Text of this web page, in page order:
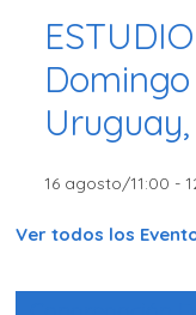
Domingo
16 agosto/11:00 -
Ver todos los